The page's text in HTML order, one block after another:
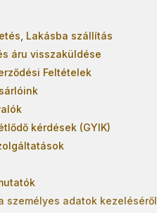
Lakásba szállítás
áru visszaküldése
Feltételek
kérdések (GYIK)
személyes adatok kezeléséről